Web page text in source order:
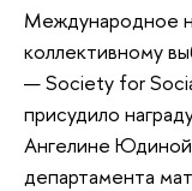
Международное
коллективному
— Society for
присудило
Ангелине
департамента